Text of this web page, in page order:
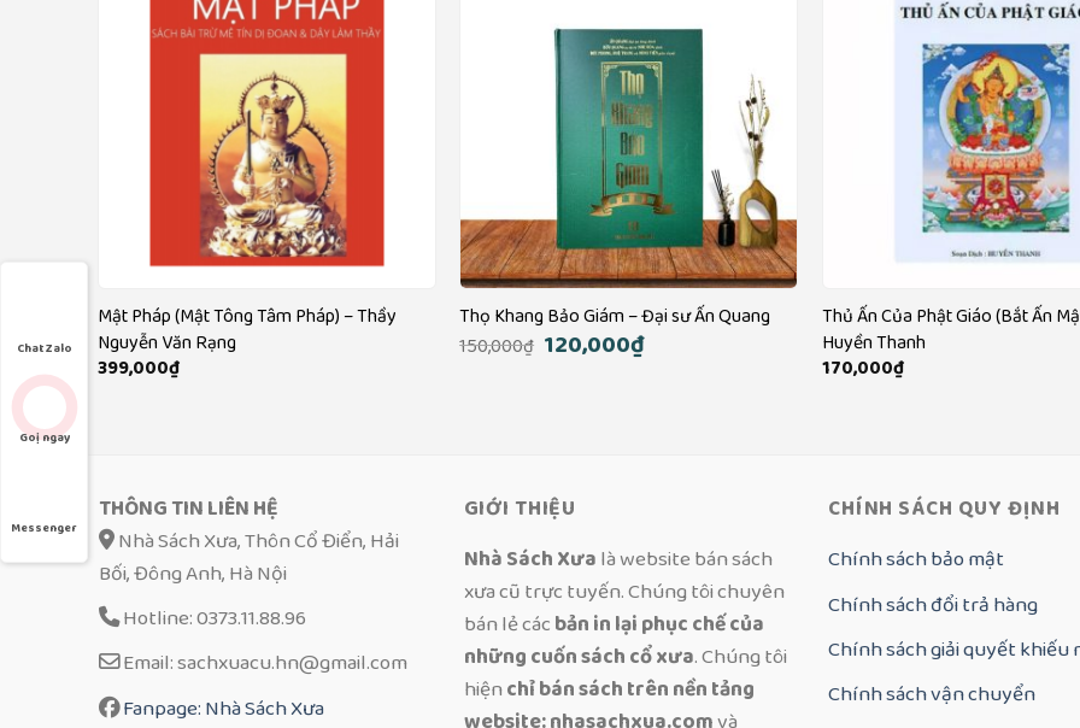
Mật Pháp (Mật Tông Tâm Pháp) – Thầy
Nguyễn Văn Rạng
399,000₫
Thọ Khang Bảo Giám – Đại sư Ấn Quang
150,000₫ Giá
gốc
120,000₫Giá
hiện
Thủ Ấn Của Phật Giáo (Bắt Ấn
Huyền Thanh
170,000₫
THÔNG TIN LIÊN HỆ
Nhà Sách Xưa, Thôn Cổ Điển, Hải
Bối, Đông Anh, Hà Nội
Hotline: 0373.11.88.96
Email: sachxuacu.hn@gmail.com
Fanpage: Nhà Sách Xưa
GIỚI THIỆU
Nhà Sách Xưalà website bán sách
xưa cũ trực tuyến. Chúng tôi chuyên
bán lẻ cácbản in lại phục chế của
những cuốn sách cổ xưa. Chúng tôi
hiệnchỉ bán sách trên nền tảng
website: nhasachxua.comvà
CHÍNH SÁCH QUY ĐỊNH
Chính sách bảo mật
Chính sách đổi trả hàng
Chính sách giải quyết khiếu
Chính sách vận chuyển
Chat Zalo
Goị ngay
Messenger